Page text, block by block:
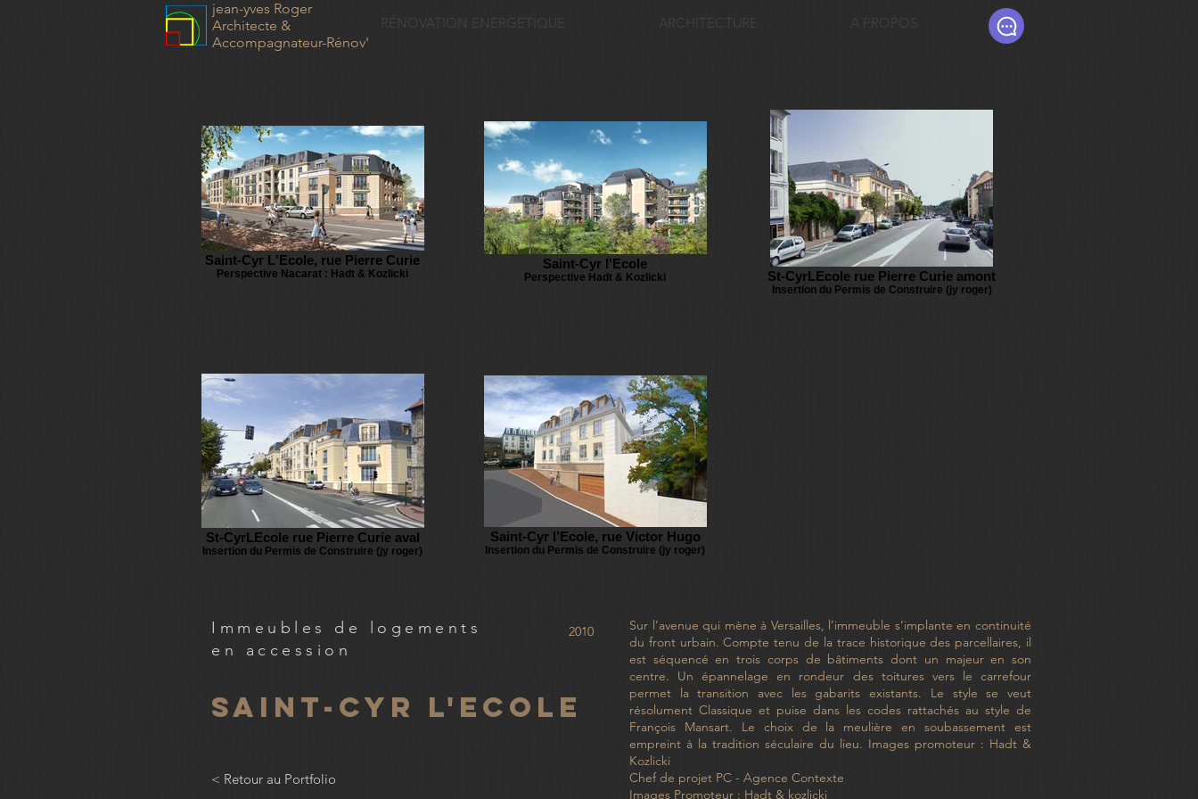
jean-yves Roger
Architecte &
Accompagnateur-Rénov'
RÉNOVATION ENERGETIQUE ARCHITECTURE A PROPOS
Saint-Cyr L'Ecole, rue Pierre Curie
Perspective Nacarat : Hadt & Kozlicki
Saint-Cyr l'Ecole
Perspective Hadt & Kozlicki St-CyrLEcole rue Pierre Curie amont
Insertion du Permis de Construire (jy roger)
St-CyrLEcole rue Pierre Curie aval
Insertion du Permis de Construire (jy roger)
Saint-Cyr l’Ecole, rue Victor Hugo
Insertion du Permis de Construire (jy roger)
Immeubles de logements
en accession
2010
Saint-cyr l'ecole
< Retour au Portfolio
Sur l’avenue qui mène à Versailles, l’immeuble s’implante en continuité
du front urbain. Compte tenu de la trace historique des parcellaires, il
est séquencé en trois corps de bâtiments dont un majeur en son
centre. Un épannelage en rondeur des toitures vers le carrefour
permet la transition avec les gabarits existants. Le style se veut
résolument Classique et puise dans les codes rattachés au style de
François Mansart. Le choix de la meulière en soubassement est
empreint à la tradition séculaire du lieu. Images promoteur : Hadt &
Kozlicki
Chef de projet PC - Agence Contexte
Images Promoteur : Hadt & kozlicki